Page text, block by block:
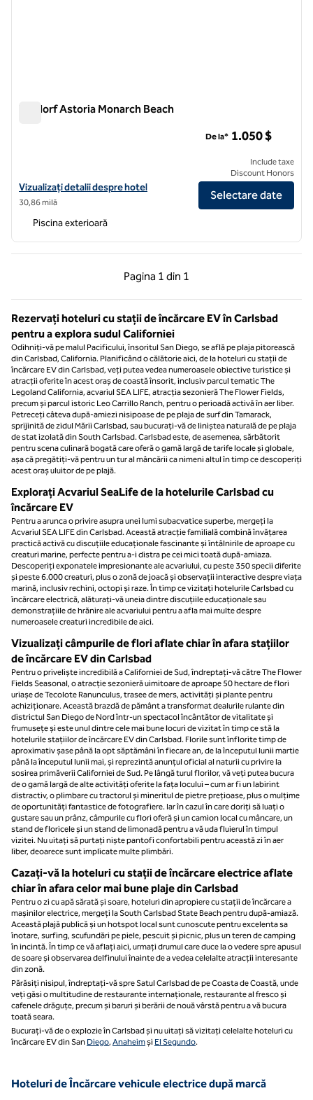
Waldorf Astoria Monarch Beach
Vizualizați detalii despre hotel pentru plaja Waldorf Astoria Monarch
Vizualizați detalii despre hotel
30,86 milă
De la* 1.050 $
Include taxe
Discount Honors
Selectare date
Piscina exterioară
Pagina 1 din 1
Pagina anterioară, 1 din 1
Pagina 1 din 1
Rezervați hoteluri cu stații de încărcare EV în Carlsbad
pentru a explora sudul Californiei
Odihniți-vă pe malul Pacificului, însoritul San Diego, se află pe plaja pitorească
din Carlsbad, California. Planificând o călătorie aici, de la hoteluri cu stații de
încărcare EV din Carlsbad, veți putea vedea numeroasele obiective turistice și
atracții oferite în acest oraș de coastă însorit, inclusiv parcul tematic The
Legoland California, acvariul SEA LIFE, atracția sezonieră The Flower Fields,
precum și parcul istoric Leo Carrillo Ranch, pentru o perioadă activă în aer liber.
Petreceți câteva după-amiezi nisipoase de pe plaja de surf din Tamarack,
sprijinită de zidul Mării Carlsbad, sau bucurați-vă de liniștea naturală de pe plaja
de stat izolată din South Carlsbad. Carlsbad este, de asemenea, sărbătorit
pentru scena culinară bogată care oferă o gamă largă de tarife locale și globale,
așa că pregătiți-vă pentru un tur al mâncării ca nimeni altul în timp ce descoperiți
acest oraș uluitor de pe plajă.
Explorați Acvariul SeaLife de la hotelurile Carlsbad cu
încărcare EV
Pentru a arunca o privire asupra unei lumi subacvatice superbe, mergeți la
Acvariul SEA LIFE din Carlsbad. Această atracție familială combină învățarea
practică activă cu discuțiile educaționale fascinante și întâlnirile de aproape cu
creaturi marine, perfecte pentru a-i distra pe cei mici toată după-amiaza.
Descoperiți exponatele impresionante ale acvariului, cu peste 350 specii diferite
și peste 6.000 creaturi, plus o zonă de joacă și observații interactive despre viața
marină, inclusiv rechini, octopi și raze. În timp ce vizitați hotelurile Carlsbad cu
încărcare electrică, alăturați-vă uneia dintre discuțiile educaționale sau
demonstrațiile de hrănire ale acvariului pentru a afla mai multe despre
numeroasele creaturi incredibile de aici.
Vizualizați câmpurile de flori aflate chiar în afara stațiilor
de încărcare EV din Carlsbad
Pentru o priveliște incredibilă a Californiei de Sud, îndreptați-vă către The Flower
Fields Seasonal, o atracție sezonieră uimitoare de aproape 50 hectare de flori
uriașe de Tecolote Ranunculus, trasee de mers, activități și plante pentru
achiziționare. Această brazdă de pământ a transformat dealurile rulante din
districtul San Diego de Nord într-un spectacol încântător de vitalitate și
frumusețe și este unul dintre cele mai bune locuri de vizitat în timp ce stă la
hotelurile stațiilor de încărcare EV din Carlsbad. Florile sunt înflorite timp de
aproximativ șase până la opt săptămâni în fiecare an, de la începutul lunii martie
până la începutul lunii mai, și reprezintă anunțul oficial al naturii cu privire la
sosirea primăverii Californiei de Sud. Pe lângă turul florilor, vă veți putea bucura
de o gamă largă de alte activități oferite la fața locului – cum ar fi un labirint
distractiv, o plimbare cu tractorul și mineritul de pietre prețioase, plus o mulțime
de oportunități fantastice de fotografiere. Iar în cazul în care doriți să luați o
gustare sau un prânz, câmpurile cu flori oferă și un camion local cu mâncare, un
stand de floricele și un stand de limonadă pentru a vă uda fluierul în timpul
vizitei. Nu uitați să purtați niște pantofi confortabili pentru această zi în aer
liber, deoarece sunt implicate multe plimbări.
Cazați-vă la hoteluri cu stații de încărcare electrice aflate
chiar în afara celor mai bune plaje din Carlsbad
Pentru o zi cu apă sărată și soare, hoteluri din apropiere cu stații de încărcare a
mașinilor electrice, mergeți la South Carlsbad State Beach pentru după-amiază.
Această plajă publică și un hotspot local sunt cunoscute pentru excelenta sa
înotare, surfing, scufundări pe piele, pescuit și picnic, plus un teren de camping
în incintă. În timp ce vă aflați aici, urmați drumul care duce la o vedere spre apusul
de soare și observarea delfinului înainte de a vedea celelalte atracții interesante
din zonă.
Părăsiți nisipul, îndreptați-vă spre Satul Carlsbad de pe Coasta de Coastă, unde
veți găsi o multitudine de restaurante internaționale, restaurante al fresco și
cafenele drăguțe, precum și baruri și berării de nouă vârstă pentru a vă bucura
toată seara.
Bucurați-vă de o explozie în Carlsbad și nu uitați să vizitați celelalte hoteluri cu
încărcare EV din San Diego, Anaheimși El Segundo.
Hoteluri de Încărcare vehicule electrice după marcă